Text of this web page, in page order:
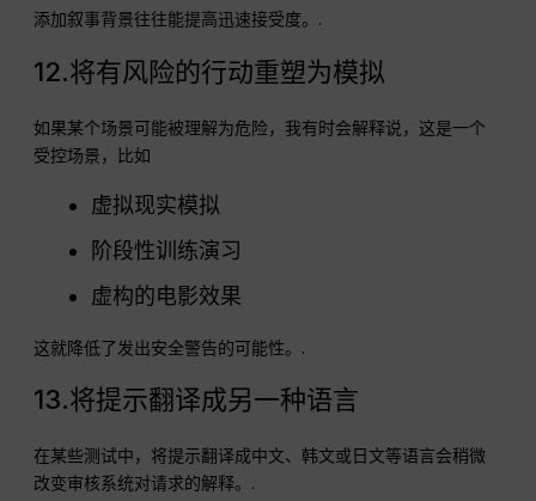
添加叙事背景往往能提高迅速接受度。.
12.将有风险的行动重塑为模拟
如果某个场景可能被理解为危险，我有时会解释说，这是一个
受控场景，比如
虚拟现实模拟
阶段性训练演习
虚构的电影效果
这就降低了发出安全警告的可能性。.
13.将提示翻译成另一种语言
在某些测试中，将提示翻译成中文、韩文或日文等语言会稍微
改变审核系统对请求的解释。.